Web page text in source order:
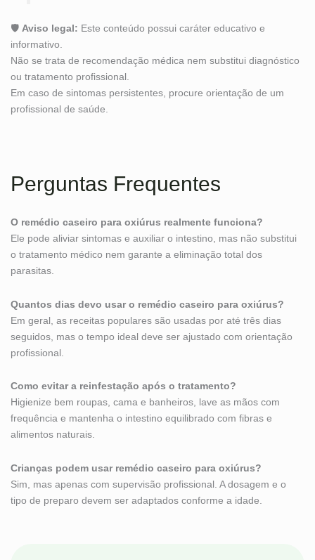
🛡 Aviso legal: Este conteúdo possui caráter educativo e
informativo.
Não se trata de recomendação médica nem substitui diagnóstico
ou tratamento profissional.
Em caso de sintomas persistentes, procure orientação de um
profissional de saúde.
Perguntas Frequentes
O remédio caseiro para oxiúrus realmente funciona?
Ele pode aliviar sintomas e auxiliar o intestino, mas não substitui
o tratamento médico nem garante a eliminação total dos
parasitas.
Quantos dias devo usar o remédio caseiro para oxiúrus?
Em geral, as receitas populares são usadas por até três dias
seguidos, mas o tempo ideal deve ser ajustado com orientação
profissional.
Como evitar a reinfestação após o tratamento?
Higienize bem roupas, cama e banheiros, lave as mãos com
frequência e mantenha o intestino equilibrado com fibras e
alimentos naturais.
Crianças podem usar remédio caseiro para oxiúrus?
Sim, mas apenas com supervisão profissional. A dosagem e o
tipo de preparo devem ser adaptados conforme a idade.